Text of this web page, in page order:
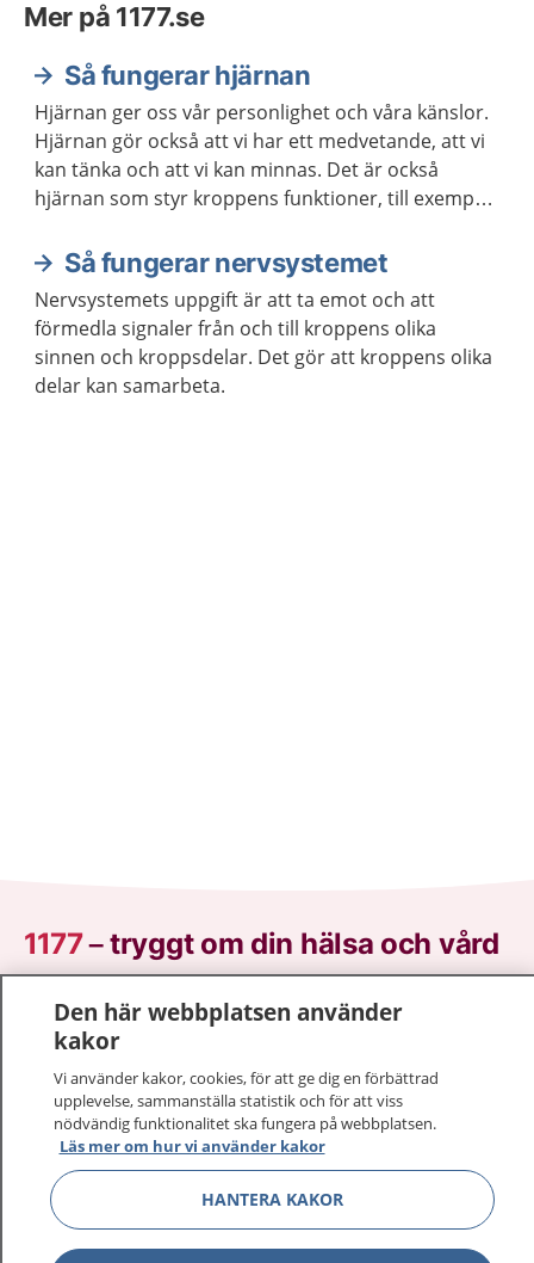
Mer på 1177.se
Så fungerar hjärnan
Hjärnan ger oss vår personlighet och våra känslor.
Hjärnan gör också att vi har ett medvetande, att vi
kan tänka och att vi kan minnas. Det är också
hjärnan som styr kroppens funktioner, till exempel
Så fungerar nervsystemet
Nervsystemets uppgift är att ta emot och att
förmedla signaler från och till kroppens olika
sinnen och kroppsdelar. Det gör att kroppens olika
delar kan samarbeta.
1177–tryggt om din hälsa och vård
På 1177.se får du råd om hälsa och information om
sjukdomar och vilka mottagningar du kan kontakta.
Logga in för att läsa din journal och göra dina
vårdärenden. Ring telefonnummer 1177 för
sjukvårdsrådgivning dygnet runt.
1177 ger dig råd när du vill må bättre.
Den här webbplatsen använder
kakor
Vi använder kakor, cookies, för att ge dig en förbättrad
upplevelse, sammanställa statistik och för att viss
nödvändig funktionalitet ska fungera på webbplatsen.
Läs mer om hur vi använder kakor
HANTERA KAKOR